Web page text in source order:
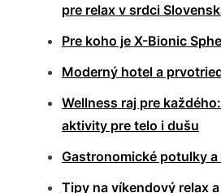
pre relax v srdci
Pre koho je X-Bionic
Moderný hotel a
Wellness raj pre
aktivity pre telo i dušu
Gastronomické potulky
Tipy na víkendový relax